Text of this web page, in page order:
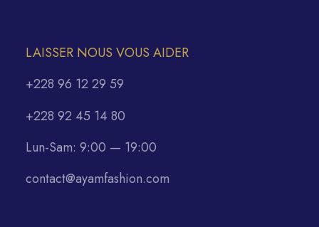
LAISSER NOUS VOUS AIDER
+228 96 12 29 59
+228 92 45 14 80
Lun-Sam: 9:00 — 19:00
contact@ayamfashion.com